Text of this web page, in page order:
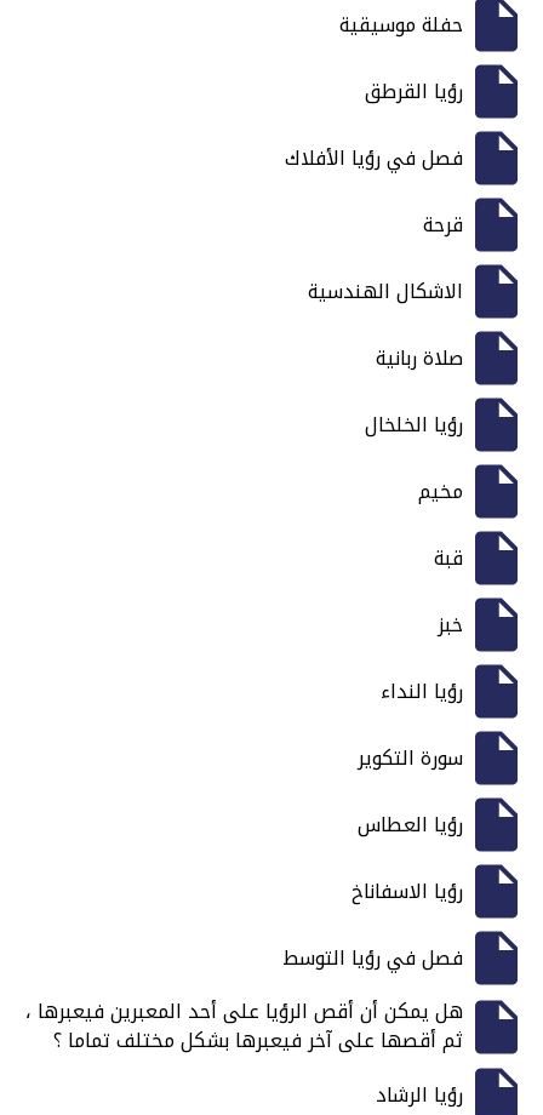
حفلة موسيقية
رؤيا القرطق
فصل في رؤيا الأفلاك
قرحة
الاشكال الهندسية
صلاة ربانية
رؤيا الخلخال
مخيم
قبة
خبز
رؤيا النداء
سورة التكوير
رؤيا العطاس
رؤيا الاسفاناخ
فصل في رؤيا التوسط
هل يمكن أن أقص الرؤيا على أحد المعبرين فيعبرها ،
ثم أقصها على آخر فيعبرها بشكل مختلف تماما ؟
رؤيا الرشاد